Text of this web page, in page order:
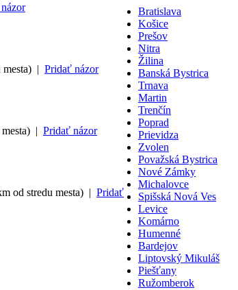
mesta) | Pridať názor
| Pridať názor
od stredu mesta) | Pridať
Bratislava
Košice
Prešov
Nitra
Žilina
Banská Bystrica
Trnava
Martin
Trenčín
Poprad
Prievidza
Zvolen
Považská Bystrica
Nové Zámky
Michalovce
Spišská Nová Ves
Levice
Komárno
Humenné
Bardejov
Liptovský Mikuláš
Piešťany
Ružomberok